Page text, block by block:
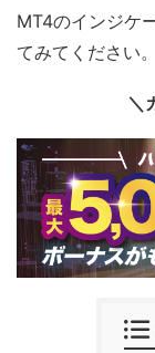
MT4のインジケ
てみてください。
＼